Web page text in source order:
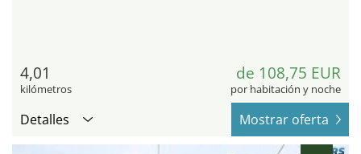
4,01
kilómetros
de 108,75 EUR
por habitación y noche
Detalles Mostrar oferta